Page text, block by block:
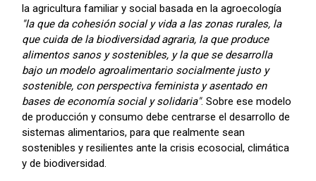
la agricultura familiar y social basada en la agroecología
"la que da cohesión social y vida a las zonas rurales, la
que cuida de la biodiversidad agraria, la que produce
alimentos sanos y sostenibles, y la que se desarrolla
bajo un modelo agroalimentario socialmente justo y
sostenible, con perspectiva feminista y asentado en
bases de economía social y solidaria". Sobre ese modelo
de producción y consumo debe centrarse el desarrollo de
sistemas alimentarios, para que realmente sean
sostenibles y resilientes ante la crisis ecosocial, climática
y de biodiversidad.